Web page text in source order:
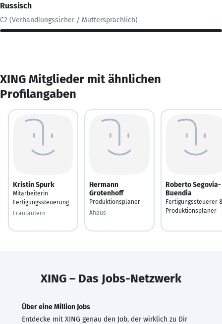
Russisch
C2 (Verhandlungssicher / Muttersprachlich)
XING Mitglieder mit ähnlichen
Profilangaben
Kristin Spurk
Mitarbeiterin
Fertigungssteuerung
Fraulautern
Hermann
Grotenhoff
Produktionsplaner
Ahaus
Roberto Segovia-
Buendia
Fertigungssteuerer
Produktionsplaner
XING – Das Jobs-Netzwerk
Über eine Million Jobs
Entdecke mit XING genau den Job, der wirklich zu Dir